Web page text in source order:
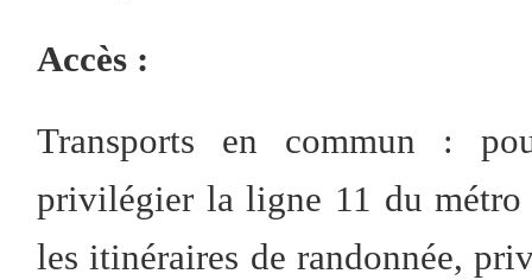
Accès :
Transports en commun :
privilégier la ligne 11 du
les itinéraires de randonnée,